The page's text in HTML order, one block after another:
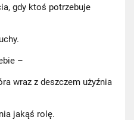
gdy ktoś potrzebuje
–
wraz z deszczem użyźnia
jakąś rolę.